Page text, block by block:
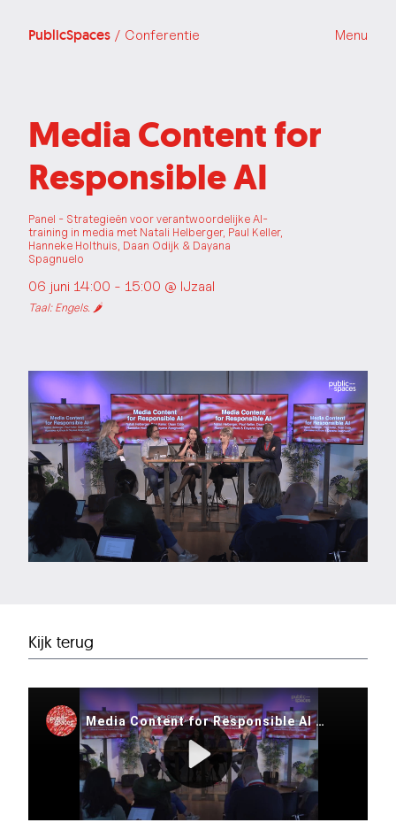
PublicSpaces / Conferentie Menu
Media Content for
Responsible AI
Panel - Strategieën voor verantwoordelijke AI-
training in media met Natali Helberger, Paul Keller,
Hanneke Holthuis, Daan Odijk & Dayana
Spagnuelo
06 juni 14:00 - 15:00 @ IJzaal
Taal: Engels. 🌶️
Kijk terug